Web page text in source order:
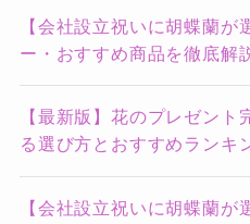
【会社設立祝いに胡蝶蘭
ー・おすすめ商品を徹底解
【最新版】花のプレゼン
る選び方とおすすめランキ
【会社設立祝いに胡蝶蘭